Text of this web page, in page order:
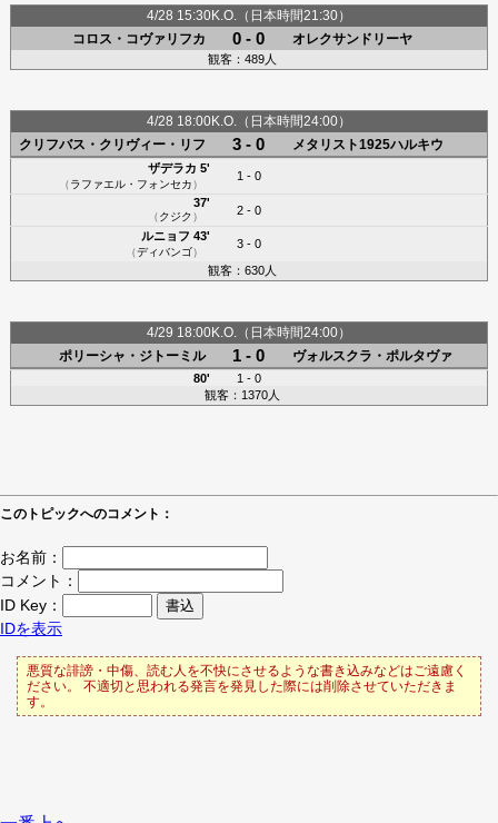
4/28 15:30K.O.（日本時間21:30）
コロス・コヴァリフカ
0 - 0 オレクサンドリーヤ
観客：489人
4/28 18:00K.O.（日本時間24:00）
クリフバス・クリヴィー・リフ
3 - 0 メタリスト1925ハルキウ
ザデラカ 5'
（ラファエル・フォンセカ）
1 - 0
37'
（クジク ）
2 - 0
ルニョフ 43'
（ディバンゴ）
3 - 0
観客：630人
4/29 18:00K.O.（日本時間24:00）
ポリーシャ・ジトーミル
1 - 0 ヴォルスクラ・ポルタヴァ
80'
1 - 0
観客：1370人
このトピックへのコメント：
お名前：
コメント：
ID Key：
IDを表示
悪質な誹謗・中傷、読む人を不快にさせるような書き込みなどはご遠慮く
ださい。 不適切と思われる発言を発見した際には削除させていただきま
す。